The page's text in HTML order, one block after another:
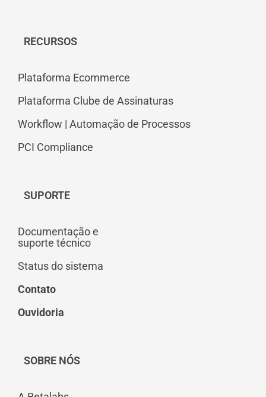
RECURSOS
Plataforma Ecommerce
Plataforma Clube de Assinaturas
Workflow | Automação de Processos
PCI Compliance
SUPORTE
Documentação e
suporte técnico
Status do sistema
Contato
Ouvidoria
SOBRE NÓS